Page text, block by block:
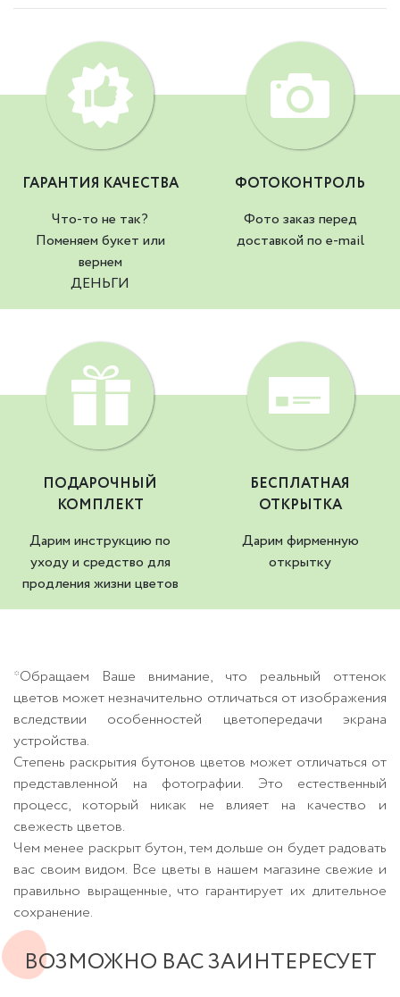
ГАРАНТИЯ КАЧЕСТВА
Что-то не так?
Поменяем букет или
вернем
ДЕНЬГИ
ФОТОКОНТРОЛЬ
Фото заказ перед
доставкой по e-mail
ПОДАРОЧНЫЙ
КОМПЛЕКТ
Дарим инструкцию по
уходу и средство для
продления жизни цветов
БЕСПЛАТНАЯ
ОТКРЫТКА
Дарим фирменную
открытку
*Обращаем Ваше внимание, что реальный оттенок
цветов может незначительно отличаться от изображения
вследствии особенностей цветопередачи экрана
устройства.
Степень раскрытия бутонов цветов может отличаться от
представленной на фотографии. Это естественный
процесс, который никак не влияет на качество и
свежесть цветов.
Чем менее раскрыт бутон, тем дольше он будет радовать
вас своим видом. Все цветы в нашем магазине свежие и
правильно выращенные, что гарантирует их длительное
сохранение.
ВОЗМОЖНО ВАС ЗАИНТЕРЕСУЕТ